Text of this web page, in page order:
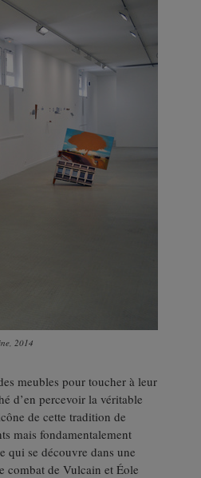
2014
meubles pour toucher à leur
d’en percevoir la véritable
de cette tradition de
mais fondamentalement
qui se découvre dans une
combat de Vulcain et Éole